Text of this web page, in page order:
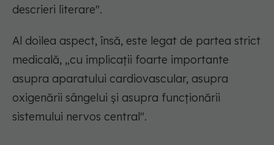
descrieri literare".
Al doilea aspect, însă, este legat de partea strict
medicală, „cu implicații foarte importante
asupra aparatului cardiovascular, asupra
oxigenării sângelui și asupra funcționării
sistemului nervos central".